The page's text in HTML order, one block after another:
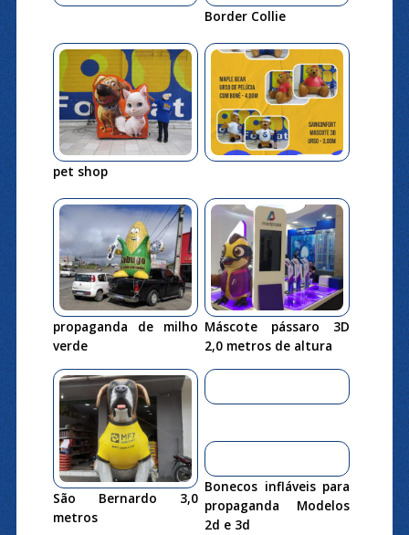
Border Collie
pet shop
propaganda de milho
verde
Máscote pássaro 3D
2,0 metros de altura
São Bernardo 3,0
metros
Bonecos infláveis para
propaganda Modelos
2d e 3d